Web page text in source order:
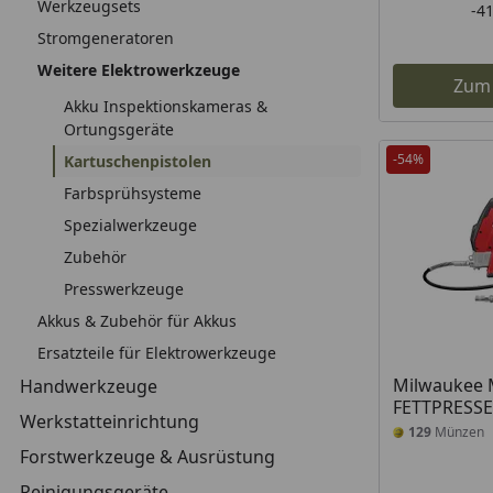
Werkzeugsets
Stromgeneratoren
Weitere Elektrowerkzeuge
Akku Inspektionskameras &
Ortungsgeräte
Kartuschenpistolen
Farbsprühsysteme
Spezialwerkzeuge
Zubehör
Presswerkzeuge
Akkus & Zubehör für Akkus
Ersatzteile für Elektrowerkzeuge
Handwerkzeuge
Werkstatteinrichtung
Forstwerkzeuge & Ausrüstung
-
-54%
Milwaukee
129 Münzen